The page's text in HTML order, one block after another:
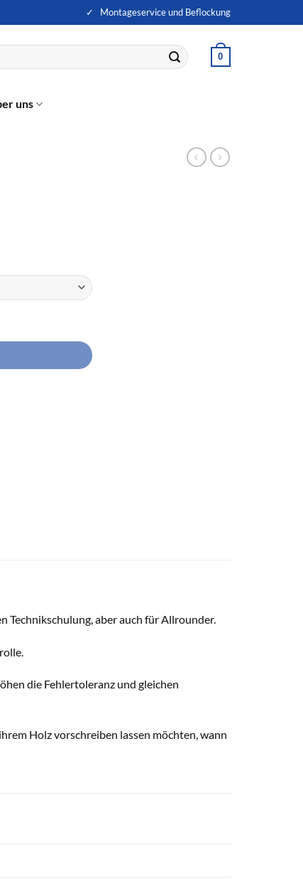
✓ Montageservice und Beflockung
0
uns
Technikschulung, aber auch für Allrounder.
die Fehlertoleranz und gleichen
Holz vorschreiben lassen möchten, wann